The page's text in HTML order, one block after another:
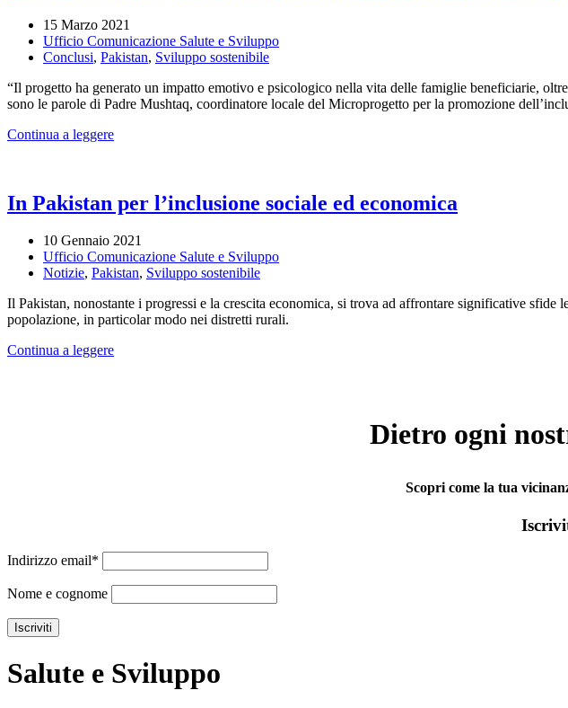
15 Marzo 2021
Ufficio Comunicazione Salute e Sviluppo
Conclusi, Pakistan, Sviluppo sostenibile
“Il progetto ha generato un impatto emotivo e psicologico nella vita delle famiglie beneficiarie,
sono le parole di Padre Mushtaq, coordinatore locale del Microprogetto per la promozione
Continua a leggere
In Pakistan per l’inclusione sociale ed economica
10 Gennaio 2021
Ufficio Comunicazione Salute e Sviluppo
Notizie, Pakistan, Sviluppo sostenibile
Il Pakistan, nonostante i progressi e la crescita economica, si trova ad affrontare significative
popolazione, in particolar modo nei distretti rurali.
Continua a leggere
Dietro ogni
Scopri come la tua
Indirizzo email*
Nome e cognome
Salute e Sviluppo